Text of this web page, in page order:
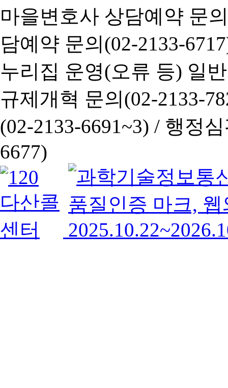
마을변호사 상담예약 문
담예약 문의(02-2133-
누리집 운영(오류 등) 일
규제개혁 문의(02-2133-
(02-2133-6691~3) / 행정심
6677)